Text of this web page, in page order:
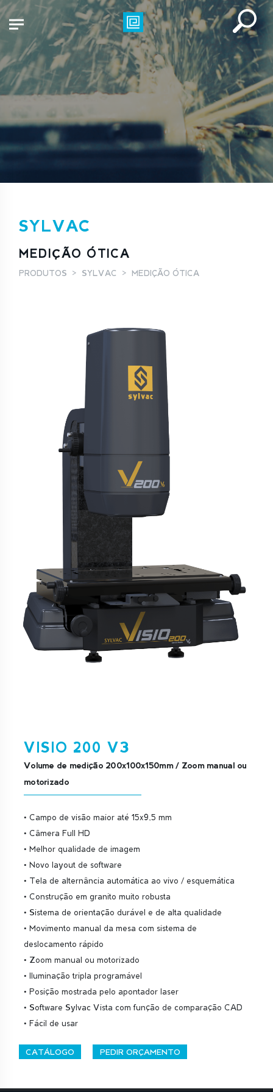
SYLVAC
MEDIÇÃO ÓTICA
PRODUTOS SYLVAC MEDIÇÃO ÓTICA
VISIO 200 V3
Volume de medição 200x100x150mm / Zoom manual ou
motorizado
• Campo de visão maior até 15x9,5 mm
• Câmera Full HD
• Melhor qualidade de imagem
• Novo layout de software
• Tela de alternância automática ao vivo / esquemática
• Construção em granito muito robusta
• Sistema de orientação durável e de alta qualidade
• Movimento manual da mesa com sistema de
deslocamento rápido
• Zoom manual ou motorizado
• Iluminação tripla programável
• Posição mostrada pelo apontador laser
• Software Sylvac Vista com função de comparação CAD
• Fácil de usar
CATÁLOGO PEDIR ORÇAMENTO